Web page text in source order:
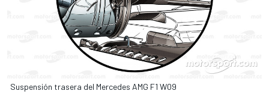
Suspensión trasera del Mercedes AMG F1 W09